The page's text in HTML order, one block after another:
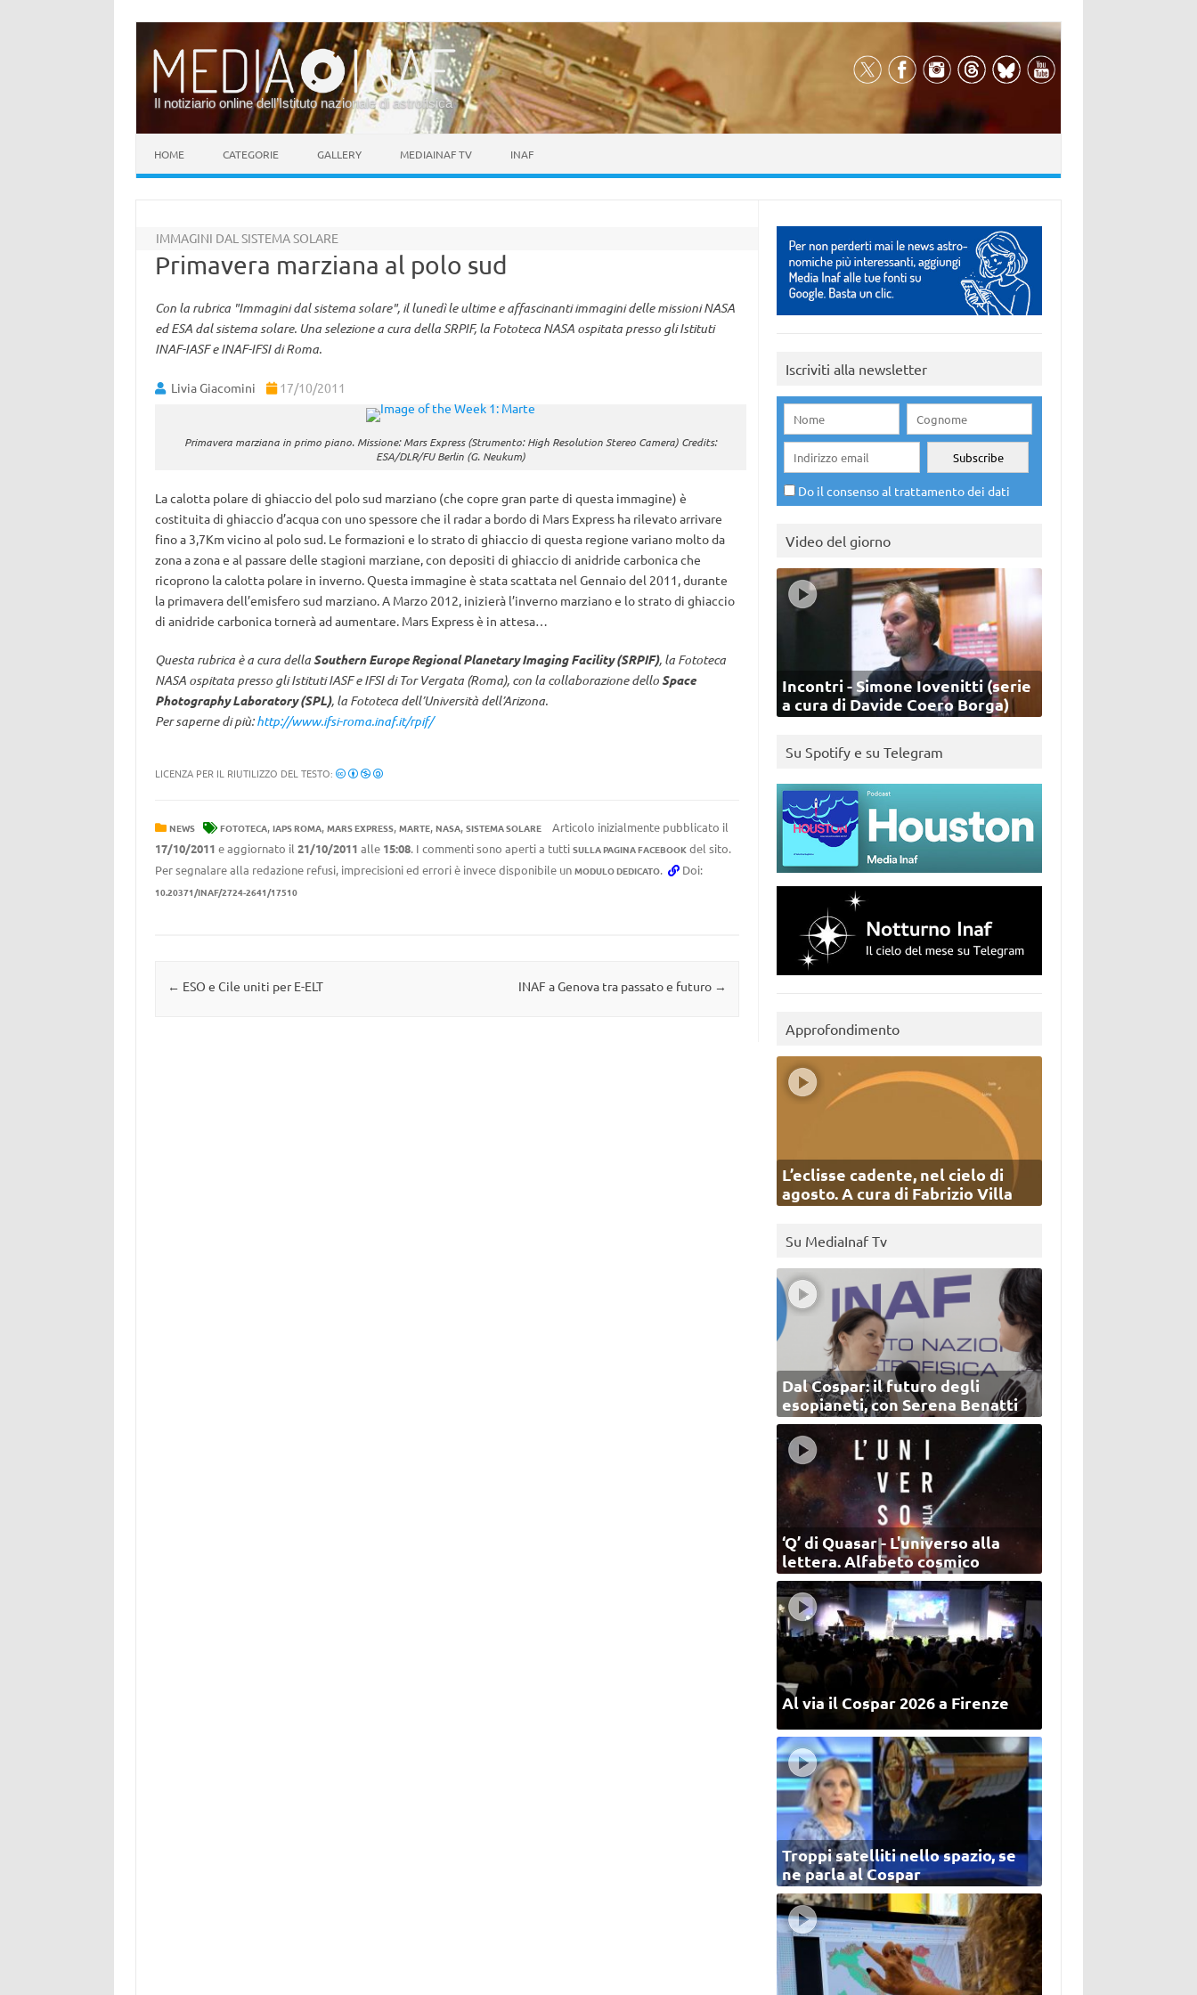
Il notiziario online dell’Istituto nazionale di astrofisica
HOME CATEGORIE GALLERY MEDIAINAF TV INAF
IMMAGINI DAL SISTEMA SOLARE
Primavera marziana al polo sud
Con la rubrica "Immagini dal sistema solare", il lunedì le ultime e affascinanti immagini delle missioni NASA
ed ESA dal sistema solare. Una selezione a cura della SRPIF, la Fototeca NASA ospitata presso gli Istituti
INAF-IASF e INAF-IFSI di Roma.
Livia Giacomini 17/10/2011
Primavera marziana in primo piano. Missione: Mars Express (Strumento: High Resolution Stereo Camera) Credits:
ESA/DLR/FU Berlin (G. Neukum)
La calotta polare di ghiaccio del polo sud marziano (che copre gran parte di questa immagine) è
costituita di ghiaccio d’acqua con uno spessore che il radar a bordo di Mars Express ha rilevato arrivare
fino a 3,7Km vicino al polo sud. Le formazioni e lo strato di ghiaccio di questa regione variano molto da
zona a zona e al passare delle stagioni marziane, con depositi di ghiaccio di anidride carbonica che
ricoprono la calotta polare in inverno. Questa immagine è stata scattata nel Gennaio del 2011, durante
la primavera dell’emisfero sud marziano. A Marzo 2012, inizierà l’inverno marziano e lo strato di ghiaccio
di anidride carbonica tornerà ad aumentare. Mars Express è in attesa…
Questa rubrica è a cura dellaSouthern Europe Regional Planetary Imaging Facility (SRPIF), la Fototeca
NASA ospitata presso gli Istituti IASF e IFSI di Tor Vergata (Roma), con la collaborazione delloSpace
Photography Laboratory (SPL), la Fototeca dell’Università dell’Arizona.
Per saperne di più:http://www.ifsi-roma.inaf.it/rpif/
LICENZA PER IL RIUTILIZZO DEL TESTO:
NEWS FOTOTECA, IAPS ROMA, MARS EXPRESS, MARTE, NASA, SISTEMA SOLARE
Articolo inizialmente pubblicato il
17/10/2011 e aggiornato il 21/10/2011 alle 15:08. I commenti sono aperti a tutti SULLA PAGINA FACEBOOKdel sito.
Per segnalare alla redazione refusi, imprecisioni ed errori è invece disponibile un MODULO DEDICATO. Doi:
10.20371/INAF/2724-2641/17510
Navigazione articolo
← ESO e Cile uniti per E-ELT INAF a Genova tra passato e futuro →
Iscriviti alla newsletter
Do il consenso al trattamento dei dati
Video del giorno
Incontri - Simone Iovenitti (serie
a cura di Davide Coero Borga)
Su Spotify e su Telegram
Approfondimento
L’eclisse cadente, nel cielo di
agosto. A cura di Fabrizio Villa
Su MediaInaf Tv
Dal Cospar: il futuro degli
esopianeti, con Serena Benatti
‘Q’ di Quasar - L'universo alla
lettera. Alfabeto cosmico
Al via il Cospar 2026 a Firenze
Troppi satelliti nello spazio, se
ne parla al Cospar